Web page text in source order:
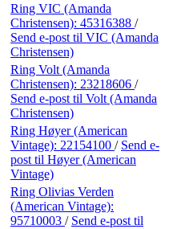
Ring VIC (Amanda
Christensen): 45316388 /
Send e-post til VIC (Amanda
Christensen)
Ring Volt (Amanda
Christensen): 23218606 /
Send e-post til Volt (Amanda
Christensen)
Ring Høyer (American
Vintage): 22154100 / Send e-
post til Høyer (American
Vintage)
Ring Olivias Verden
(American Vintage):
95710003 / Send e-post til